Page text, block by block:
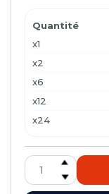
Quantité
x1
x2
x6
x12
x24